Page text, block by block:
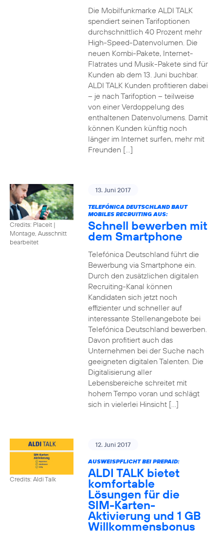
Die Mobilfunkmarke ALDI TALK
spendiert seinen Tarifoptionen
durchschnittlich 40 Prozent mehr
High-Speed-Datenvolumen. Die
neuen Kombi-Pakete, Internet-
Flatrates und Musik-Pakete sind für
Kunden ab dem 13. Juni buchbar.
ALDI TALK Kunden profitieren dabei
– je nach Tarifoption – teilweise
von einer Verdoppelung des
enthaltenen Datenvolumens. Damit
können Kunden künftig noch
länger im Internet surfen, mehr mit
Freunden […]
Credits: Placeit |
Montage, Ausschnitt
bearbeitet
13. Juni 2017
TELEFÓNICA DEUTSCHLAND BAUT
MOBILES RECRUITING AUS:
Schnell bewerben mit
dem Smartphone
Telefónica Deutschland führt die
Bewerbung via Smartphone ein.
Durch den zusätzlichen digitalen
Recruiting-Kanal können
Kandidaten sich jetzt noch
effizienter und schneller auf
interessante Stellenangebote bei
Telefónica Deutschland bewerben.
Davon profitiert auch das
Unternehmen bei der Suche nach
geeigneten digitalen Talenten. Die
Digitalisierung aller
Lebensbereiche schreitet mit
hohem Tempo voran und schlägt
sich in vielerlei Hinsicht […]
Credits: Aldi Talk
12. Juni 2017
AUSWEISPFLICHT BEI PREPAID:
ALDI TALK bietet
komfortable
Lösungen für die
SIM-Karten-
Aktivierung und 1 GB
Willkommensbonus